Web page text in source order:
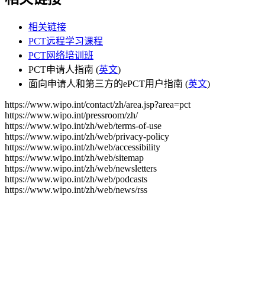
相关链接
PCT远程学习课程
PCT网络培训班
PCT申请人指南 (英文)
面向申请人和第三方的ePCT用户指南 (英文)
https://www.wipo.int/contact/zh/area.jsp?area=pct
https://www.wipo.int/pressroom/zh/
https://www.wipo.int/zh/web/terms-of-use
https://www.wipo.int/zh/web/privacy-policy
https://www.wipo.int/zh/web/accessibility
https://www.wipo.int/zh/web/sitemap
https://www.wipo.int/zh/web/newsletters
https://www.wipo.int/zh/web/podcasts
https://www.wipo.int/zh/web/news/rss